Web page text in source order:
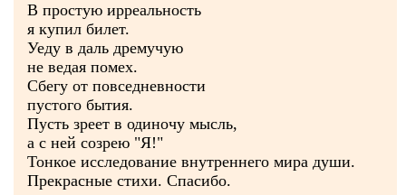
В простую ирреальность
я купил билет.
Уеду в даль дремучую
не ведая помех.
Сбегу от повседневности
пустого бытия.
Пусть зреет в одиночу мысль,
а с ней созрею "Я!"
Тонкое исследование внутреннего мира души.
Прекрасные стихи. Спасибо.